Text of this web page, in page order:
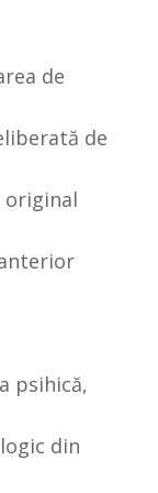
de
de
original
psihică,
din